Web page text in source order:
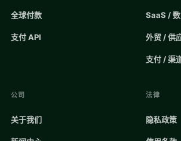
全球付款
支付 API
SaaS /
外贸 / 供
支付 / 渠
公司
关于我们
法律
隐私政策